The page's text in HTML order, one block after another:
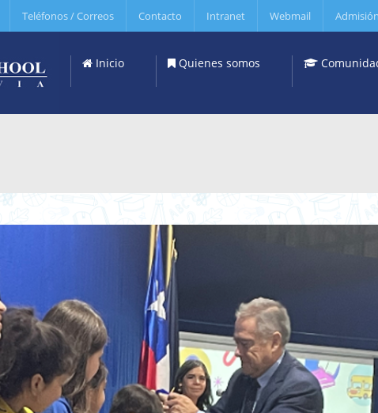
Teléfonos / Correos Contacto Intranet Webmail
Inicio Quienes somos